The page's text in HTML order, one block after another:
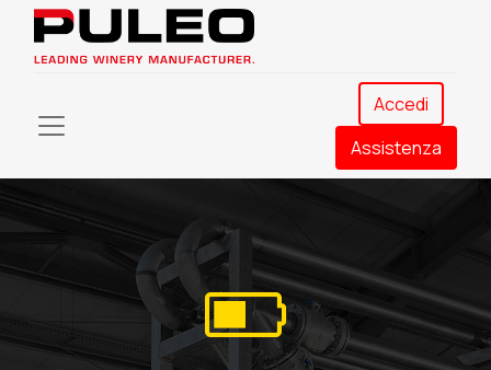
Accedi
Assistenza​